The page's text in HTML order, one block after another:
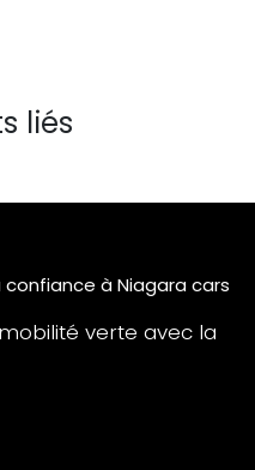
liés
à Niagara cars
verte avec la